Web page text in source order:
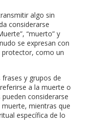
algo sin
considerarse
“muerto” y
se expresan con
protector, como un
y grupos de
a la muerte o
considerarse
mientras que
específica de lo